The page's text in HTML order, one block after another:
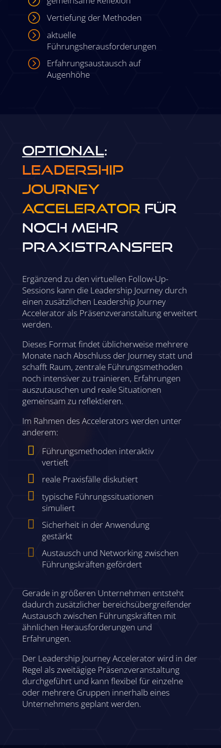
= Vertiefung der Methoden
=
aktuelle
Führungsherausforderungen
=
Erfahrungsaustausch auf
Augenhöhe
Optional:
Leadership
Journey
Accelerator für
noch mehr
Praxis­transfer
Ergänzend zu den virtuellen Follow-Up-
Sessions kann die Leadership Journey durch
einen zusätzlichen Leadership Journey
Accelerator als Präsenzveranstaltung erweitert
werden.
Dieses Format findet üblicherweise mehrere
Monate nach Abschluss der Journey statt und
schafft Raum, zentrale Führungsmethoden
noch intensiver zu trainieren, Erfahrungen
auszutauschen und reale Situationen
gemeinsam zu reflektieren.
Im Rahmen des Accelerators werden unter
anderem:

Führungsmethoden interaktiv
vertieft
 reale Praxisfälle diskutiert

typische Führungssituationen
simuliert

Sicherheit in der Anwendung
gestärkt

Austausch und Networking zwischen
Führungskräften gefördert
Gerade in größeren Unternehmen entsteht
dadurch zusätzlicher bereichsübergreifender
Austausch zwischen Führungskräften mit
ähnlichen Herausforderungen und
Erfahrungen.
Der Leadership Journey Accelerator wird in der
Regel als zweitägige Präsenzveranstaltung
durchgeführt und kann flexibel für einzelne
oder mehrere Gruppen innerhalb eines
Unternehmens geplant werden.